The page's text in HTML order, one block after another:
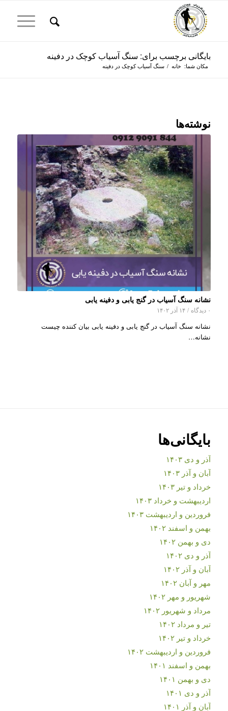
بایگانی برچسب برای: سنگ آسیاب کوچک در دفینه
مکان شما: خانه / سنگ آسیاب کوچک در دفینه
نوشته‌ها
نشانه سنگ آسیاب در گنج یابی و دفینه یابی
۰ دیدگاه / ۱۴ آذر ۱۴۰۲
نشانه سنگ آسیاب در گنج یابی و دفینه یابی بیان کننده چیست
نشانه…
بایگانی‌ها
آذر و دی ۱۴۰۳
آبان و آذر ۱۴۰۳
خرداد و تیر ۱۴۰۳
اردیبهشت و خرداد ۱۴۰۳
فروردین و اردیبهشت ۱۴۰۳
بهمن و اسفند ۱۴۰۲
دی و بهمن ۱۴۰۲
آذر و دی ۱۴۰۲
آبان و آذر ۱۴۰۲
مهر و آبان ۱۴۰۲
شهریور و مهر ۱۴۰۲
مرداد و شهریور ۱۴۰۲
تیر و مرداد ۱۴۰۲
خرداد و تیر ۱۴۰۲
فروردین و اردیبهشت ۱۴۰۲
بهمن و اسفند ۱۴۰۱
دی و بهمن ۱۴۰۱
آذر و دی ۱۴۰۱
آبان و آذر ۱۴۰۱